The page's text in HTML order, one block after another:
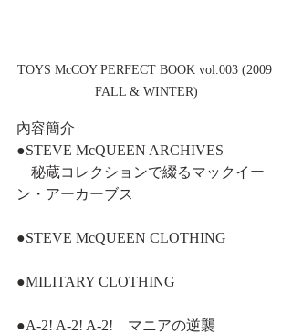
TOYS McCOY PERFECT BOOK vol.003 (2009
FALL & WINTER)
內容簡介
●STEVE McQUEEN ARCHIVES
秘蔵コレクションで綴るマックイー
ン・アーカーブス
●STEVE McQUEEN CLOTHING
●MILITARY CLOTHING
●A-2! A-2! A-2!　マニアの逆襲